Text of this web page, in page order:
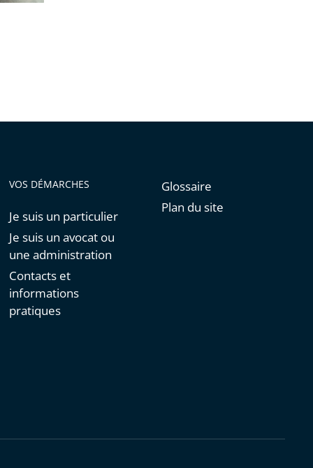
VOS DÉMARCHES
Je suis un particulier
Je suis un avocat ou
une administration
Contacts et
informations
pratiques
Glossaire
Plan du site